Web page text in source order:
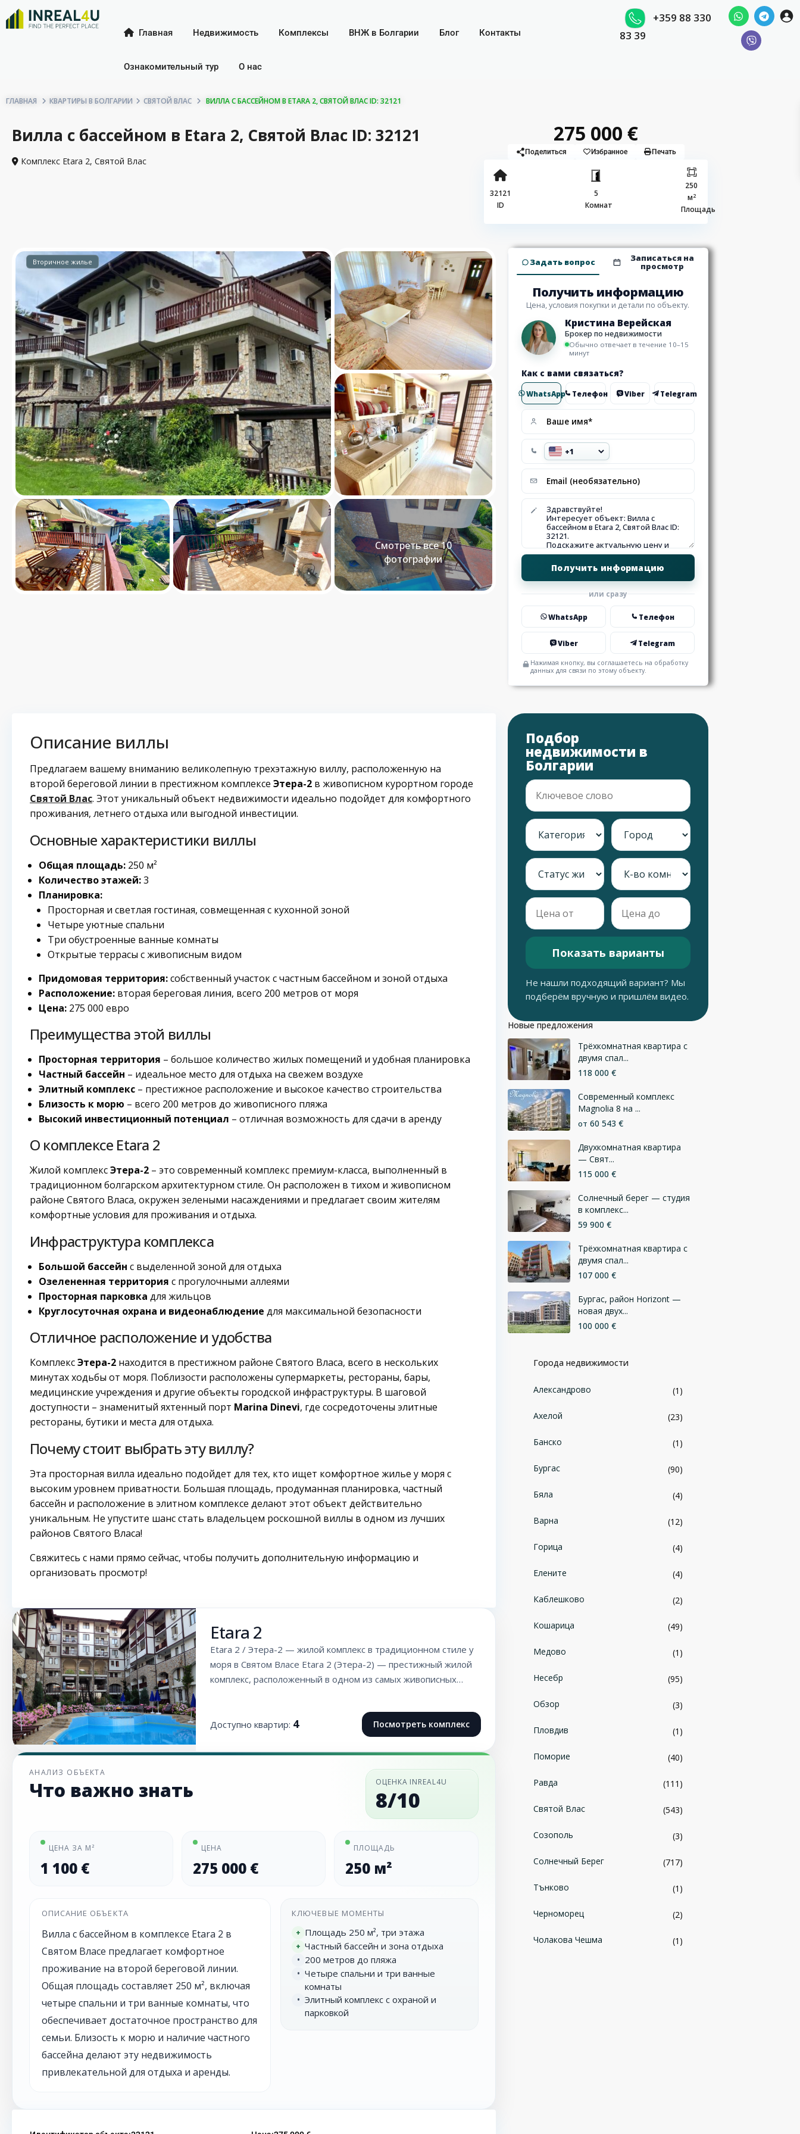
Главная Недвижимость Комплексы ВНЖ в Болгарии Блог Контакты
Ознакомительный тур О нас
+359 88 330
83 39
ГЛАВНАЯ КВАРТИРЫ В БОЛГАРИИ СВЯТОЙ ВЛАС ВИЛЛА С БАССЕЙНОМ В ETARA 2, СВЯТОЙ ВЛАС ID: 32121
Вилла с бассейном в Etara 2, Святой Влас ID: 32121
Комплекс Etara 2, Святой Влас
275 000 €
Поделиться Избранное Печать
32121
ID
5
Комнат
250
м2
Площадь
Смотреть все 10
фотографии
Вторичное жилье Задать вопрос Записаться на
просмотр
Получить информацию
Цена, условия покупки и детали по объекту.
Кристина Верейская
Брокер по недвижимости
Обычно отвечает в течение 10–15
минут
Как с вами связаться?
WhatsApp Телефон Viber Telegram
или сразу
WhatsApp Телефон
Viber Telegram
Нажимая кнопку, вы соглашаетесь на обработку
данных для связи по этому объекту.
Описание виллы
Предлагаем вашему вниманию великолепную трехэтажную виллу, расположенную на
второй береговой линии в престижном комплексе Этера-2 в живописном курортном городе
Святой Влас. Этот уникальный объект недвижимости идеально подойдет для комфортного
проживания, летнего отдыха или выгодной инвестиции.
Основные характеристики виллы
Общая площадь: 250 м²
Количество этажей:3
Планировка:
Просторная и светлая гостиная, совмещенная с кухонной зоной
Четыре уютные спальни
Три обустроенные ванные комнаты
Открытые террасы с живописным видом
Придомовая территория:собственный участок с частным бассейном и зоной отдыха
Расположение: вторая береговая линия, всего 200 метров от моря
Цена: 275 000 евро
Преимущества этой виллы
Просторная территория – большое количество жилых помещений и удобная планировка
Частный бассейн – идеальное место для отдыха на свежем воздухе
Элитный комплекс – престижное расположение и высокое качество строительства
Близость к морю – всего 200 метров до живописного пляжа
Высокий инвестиционный потенциал – отличная возможность для сдачи в аренду
О комплексе Etara 2
Жилой комплексЭтера-2 – это современный комплекс премиум-класса, выполненный в
традиционном болгарском архитектурном стиле. Он расположен в тихом и живописном
районе Святого Власа, окружен зелеными насаждениями и предлагает своим жителям
комфортные условия для проживания и отдыха.
Инфраструктура комплекса
Большой бассейн с выделенной зоной для отдыха
Озелененная территория с прогулочными аллеями
Просторная парковка для жильцов
Круглосуточная охрана и видеонаблюдение для максимальной безопасности
Отличное расположение и удобства
КомплексЭтера-2 находится в престижном районе Святого Власа, всего в нескольких
минутах ходьбы от моря. Поблизости расположены супермаркеты, рестораны, бары,
медицинские учреждения и другие объекты городской инфраструктуры. В шаговой
доступности – знаменитый яхтенный порт Marina Dinevi, где сосредоточены элитные
рестораны, бутики и места для отдыха.
Почему стоит выбрать эту виллу?
Эта просторная вилла идеально подойдет для тех, кто ищет комфортное жилье у моря с
высоким уровнем приватности. Большая площадь, продуманная планировка, частный
бассейн и расположение в элитном комплексе делают этот объект действительно
уникальным. Не упустите шанс стать владельцем роскошной виллы в одном из лучших
районов Святого Власа!
Свяжитесь с нами прямо сейчас, чтобы получить дополнительную информацию и
организовать просмотр!
Etara 2
Etara 2 / Этера-2 — жилой комплекс в традиционном стиле у
моря в Святом Власе Etara 2 (Этера-2) — престижный жилой
комплекс, расположенный в одном из самых живописных…
Доступно квартир: 4 Посмотреть комплекс
АНАЛИЗ ОБЪЕКТА
Что важно знать ОЦЕНКА INREAL4U
8/10
ЦЕНА ЗА М²
1 100 €
ЦЕНА
275 000 €
ПЛОЩАДЬ
250 м²
ОПИСАНИЕ ОБЪЕКТА
Вилла с бассейном в комплексе Etara 2 в
Святом Власе предлагает комфортное
проживание на второй береговой линии.
Общая площадь составляет 250 м², включая
четыре спальни и три ванные комнаты, что
обеспечивает достаточное пространство для
семьи. Близость к морю и наличие частного
бассейна делают эту недвижимость
привлекательной для отдыха и аренды.
КЛЮЧЕВЫЕ МОМЕНТЫ
+ Площадь 250 м², три этажа
+ Частный бассейн и зона отдыха
• 200 метров до пляжа
• Четыре спальни и три ванные
комнаты
• Элитный комплекс с охраной и
парковкой
Подбор
недвижимости в
Болгарии
Показать варианты
Не нашли подходящий вариант? Мы
подберём вручную и пришлём видео.
Новые предложения
Трёхкомнатная квартира с
двумя спал...
118 000 €
Современный комплекс
Magnolia 8 на ...
от 60 543 €
Двухкомнатная квартира
— Свят...
115 000 €
Солнечный берег — студия
в комплекс...
59 900 €
Трёхкомнатная квартира с
двумя спал...
107 000 €
Бургас, район Horizont —
новая двух...
100 000 €
Города недвижимости
Александрово (1)
Ахелой (23)
Банско (1)
Бургас (90)
Бяла (4)
Варна (12)
Горица (4)
Елените (4)
Каблешково (2)
Кошарица (49)
Медово (1)
Несебр (95)
Обзор (3)
Пловдив (1)
Поморие (40)
Равда (111)
Святой Влас (543)
Созополь (3)
Солнечный Берег (717)
Тънково (1)
Черноморец (2)
Чолакова Чешма (1)